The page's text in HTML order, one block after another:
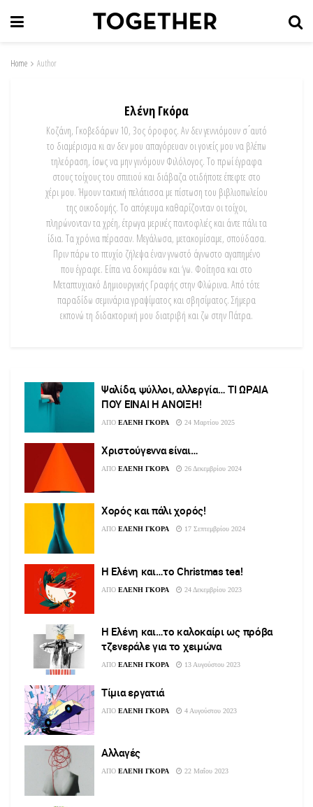
Home Author
Ελένη Γκόρα
Κοζάνη, Γκοβεδάρων 10, 3ος όροφος. Αν δεν γεννιόμουν σ ́αυτό
το διαμέρισμα κι αν δεν μου απαγόρευαν οι γονείς μου να βλέπω
τηλεόραση, ίσως να μην γινόμουν Φιλόλογος. Το πρωί έγραφα
στους τοίχους του σπιτιού και διάβαζα οτιδήποτε έπεφτε στο
χέρι μου. Ήμουν τακτική πελάτισσα με πίστωση του βιβλιοπωλείου
της οικοδομής. Το απόγευμα καθαρίζονταν οι τοίχοι,
πληρώνονταν τα χρέη, έτρωγα μερικές παντοφλιές και άντε πάλι τα
ίδια. Τα χρόνια πέρασαν. Μεγάλωσα, μετακομίσαμε, σπούδασα.
Πριν πάρω το πτυχίο ζήλεψα έναν γνωστό άγνωστο αγαπημένο
που έγραφε. Είπα να δοκιμάσω και ‘γω. Φοίτησα και στο
Μεταπτυχιακό Δημιουργικής Γραφής στην Φλώρινα. Από τότε
παραδίδω σεμινάρια γραψίματος και σβησίματος. Σήμερα
εκπονώ τη διδακτορική μου διατριβή και ζω στην Πάτρα.
Ψαλίδα, ψύλλοι, αλλεργία… ΤΙ ΩΡΑΙΑ
ΠΟΥ ΕΙΝΑΙ Η ΑΝΟΙΞΗ!
ΑΠΟ ΕΛΕΝΗ ΓΚΟΡΑ 24 Μαρτίου 2025
Χριστούγεννα είναι…
ΑΠΟ ΕΛΕΝΗ ΓΚΟΡΑ 26 Δεκεμβρίου 2024
Χορός και πάλι χορός!
ΑΠΟ ΕΛΕΝΗ ΓΚΟΡΑ 17 Σεπτεμβρίου 2024
Η Ελένη και…το Christmas tea!
ΑΠΟ ΕΛΕΝΗ ΓΚΟΡΑ 24 Δεκεμβρίου 2023
Η Ελένη και…το καλοκαίρι ως πρόβα
τζενεράλε για το χειμώνα
ΑΠΟ ΕΛΕΝΗ ΓΚΟΡΑ 13 Αυγούστου 2023
Τίμια εργατιά
ΑΠΟ ΕΛΕΝΗ ΓΚΟΡΑ 4 Αυγούστου 2023
Αλλαγές
ΑΠΟ ΕΛΕΝΗ ΓΚΟΡΑ 22 Μαΐου 2023